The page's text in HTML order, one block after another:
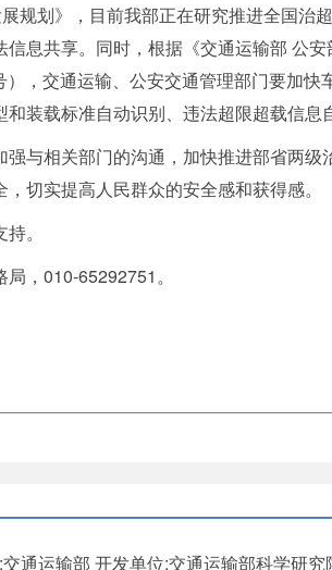
规划》，目前我部正在研究推进全国
息共享。同时，根据《交通运输部 公
），交通运输、公安交通管理部门要加
装载标准自动识别、违法超限超载信息
与相关部门的沟通，加快推进部省两
切实提高人民群众的安全感和获得感。
。
，010-65292751。
通运输部 开发单位:交通运输部科学研究